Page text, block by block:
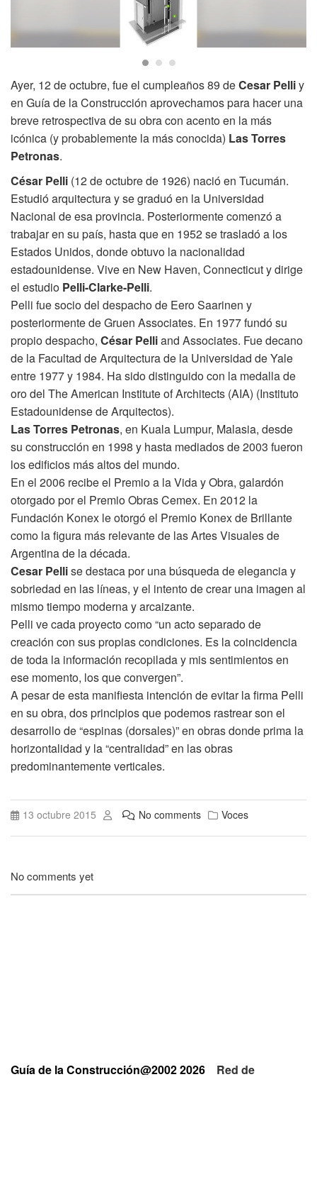
Ayer, 12 de octubre, fue el cumpleaños 89 deCesar Pelliy
en Guía de la Construcción aprovechamos para hacer una
breve retrospectiva de su obra con acento en la más
icónica (y probablemente la más conocida) Las Torres
Petronas.
César Pelli (12 de octubre de 1926) nació en Tucumán.
Estudió arquitectura y se graduó en la Universidad
Nacional de esa provincia. Posteriormente comenzó a
trabajar en su país, hasta que en 1952 se trasladó a los
Estados Unidos, donde obtuvo la nacionalidad
estadounidense. Vive en New Haven, Connecticut y dirige
el estudio Pelli-Clarke-Pelli.
Pelli fue socio del despacho de Eero Saarinen y
posteriormente de Gruen Associates. En 1977 fundó su
propio despacho, César Pelliand Associates. Fue decano
de la Facultad de Arquitectura de la Universidad de Yale
entre 1977 y 1984. Ha sido distinguido con la medalla de
oro del The American Institute of Architects (AIA) (Instituto
Estadounidense de Arquitectos).
Las Torres Petronas, en Kuala Lumpur, Malasia, desde
su construcción en 1998 y hasta mediados de 2003 fueron
los edificios más altos del mundo.
En el 2006 recibe el Premio a la Vida y Obra, galardón
otorgado por el Premio Obras Cemex. En 2012 la
Fundación Konex le otorgó el Premio Konex de Brillante
como la figura más relevante de las Artes Visuales de
Argentina de la década.
Cesar Pellise destaca por una búsqueda de elegancia y
sobriedad en las líneas, y el intento de crear una imagen al
mismo tiempo moderna y arcaizante.
Pelli ve cada proyecto como “un acto separado de
creación con sus propias condiciones. Es la coincidencia
de toda la información recopilada y mis sentimientos en
ese momento, los que convergen”.
A pesar de esta manifiesta intención de evitar la firma Pelli
en su obra, dos principios que podemos rastrear son el
desarrollo de “espinas (dorsales)” en obras donde prima la
horizontalidad y la “centralidad” en las obras
predominantemente verticales.
13 octubre 2015 No comments Voces
No comments yet
Guía de la Construcción@2002 2026 Red de